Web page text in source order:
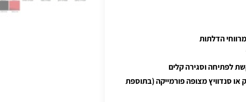
הדלתות
לפתיחה וסגירה קלים
או סנדוויץ מצופה פורמייקה (בתוספת